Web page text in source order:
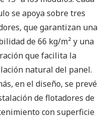
se apoya sobre tres
que garantizan una
de 66 kg/m² y una
que facilita la
natural del panel.
en el diseño, se prevé
de flotadores de
con superficie